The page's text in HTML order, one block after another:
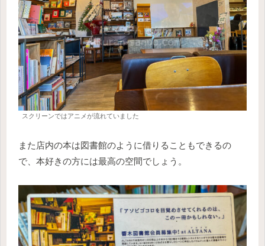
スクリーンではアニメが流れていました
また店内の本は図書館のように借りることもできるの
で、本好きの方には最高の空間でしょう。